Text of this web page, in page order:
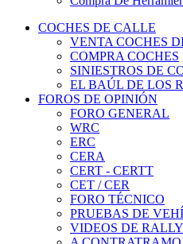
COCHES DE CALLE
VENTA COCHES
COMPRA COCHES
SINIESTROS DE
EL BAÚL DE LOS
FOROS DE OPINIÓN
FORO GENERAL
WRC
ERC
CERA
CERT - CERTT
CET / CER
FORO TÉCNICO
PRUEBAS DE
VIDEOS DE
A CONTRATRAMO
TIENDA ONLINE